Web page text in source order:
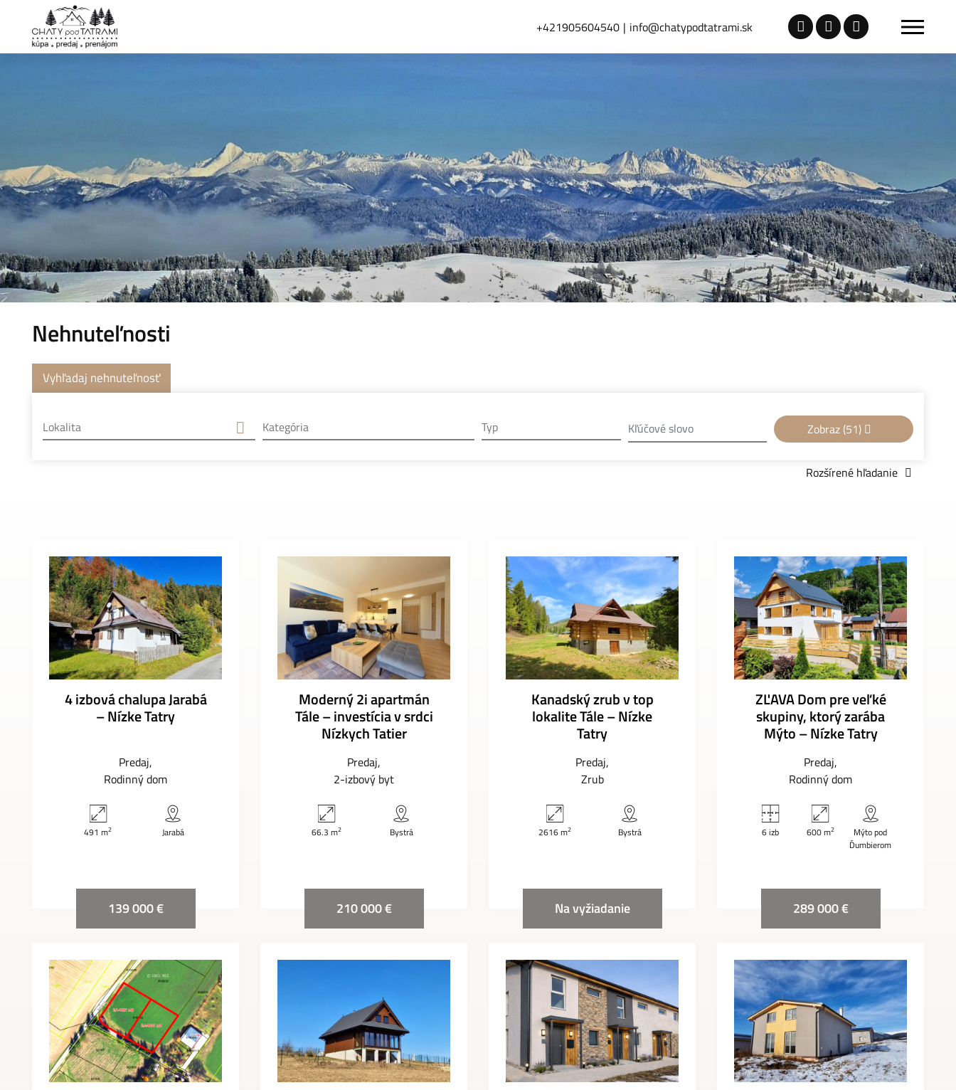
+421905604540 info@chatypodtatrami.sk
Nehnuteľnosti
Vyhľadaj nehnuteľnosť
Zobraz (51)
Rozšírené hľadanie
4 izbová chalupa Jarabá
– Nízke Tatry
Predaj
Rodinný dom
491 m2 Jarabá
139 000 €
Moderný 2i apartmán
Tále – investícia v srdci
Nízkych Tatier
Predaj
2-izbový byt
66.3 m2 Bystrá
210 000 €
Kanadský zrub v top
lokalite Tále – Nízke
Tatry
Predaj
Zrub
2616 m2 Bystrá
Na vyžiadanie
ZĽAVA Dom pre veľké
skupiny, ktorý zarába
Mýto – Nízke Tatry
Predaj
Rodinný dom
6 izb 600 m2
Mýto pod
Ďumbierom
289 000 €